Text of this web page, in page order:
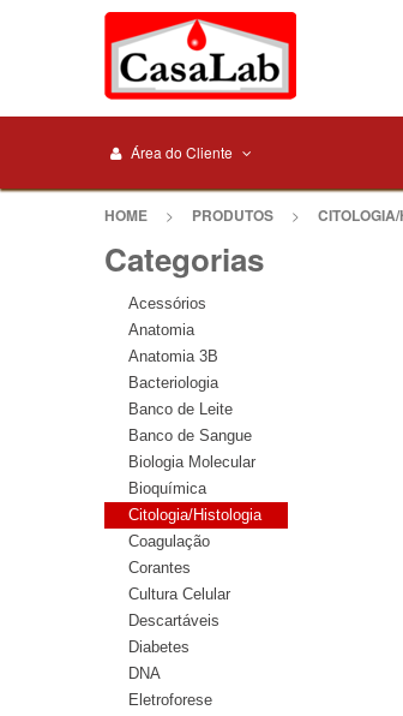
Área do Cliente
HOME > PRODUTOS >
Categorias
Acessórios
Anatomia
Anatomia 3B
Bacteriologia
Banco de Leite
Banco de Sangue
Biologia Molecular
Bioquímica
Citologia/Histologia
Coagulação
Corantes
Cultura Celular
Descartáveis
Diabetes
DNA
Eletroforese